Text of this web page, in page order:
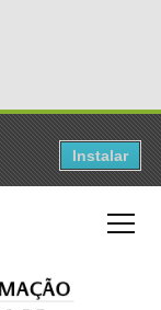
Instalar